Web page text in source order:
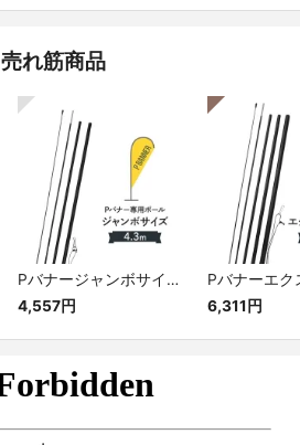
売れ筋商品
Pバナージャンボサイズ専用ポール
4,557円
6,311円